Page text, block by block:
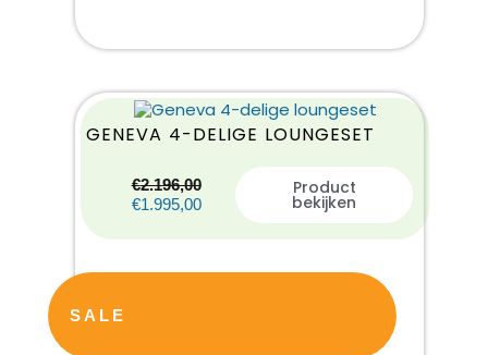
GENEVA 4-DELIGE LOUNGESET
€2.196,00
€1.995,00
Product
bekijken
SALE